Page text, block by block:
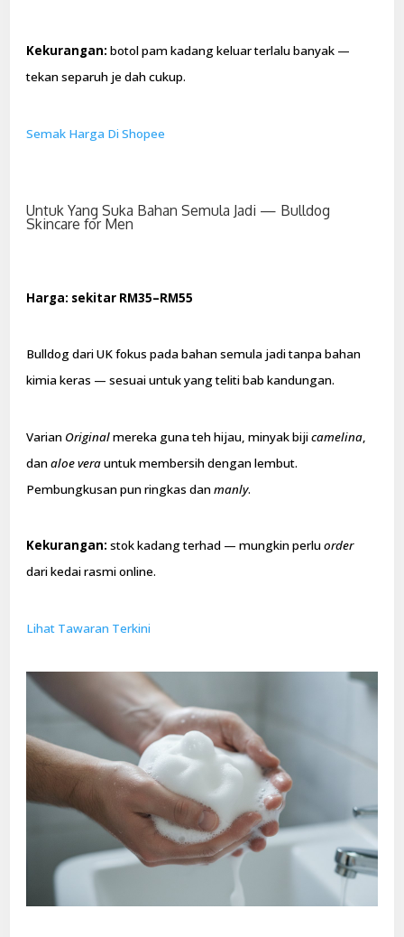
Kekurangan: botol pam kadang keluar terlalu banyak —
tekan separuh je dah cukup.
Semak Harga Di Shopee
Untuk Yang Suka Bahan Semula Jadi — Bulldog
Skincare for Men
Harga: sekitar RM35–RM55
Bulldog dari UK fokus pada bahan semula jadi tanpa bahan
kimia keras — sesuai untuk yang teliti bab kandungan.
Varian Originalmereka guna teh hijau, minyak bijicamelina,
danaloe verauntuk membersih dengan lembut.
Pembungkusan pun ringkas danmanly.
Kekurangan: stok kadang terhad — mungkin perluorder
dari kedai rasmi online.
Lihat Tawaran Terkini